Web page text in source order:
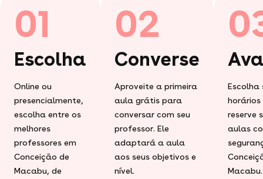
01
Escolha
Online ou
presencialmente,
escolha entre os
melhores
professores em
Conceição de
Macabu, de
02
Converse
Aproveite a primeira
aula grátis para
conversar com seu
professor. Ele
adaptará a aula
aos seus objetivos e
nível.
Escolha
horários
reserve
aulas